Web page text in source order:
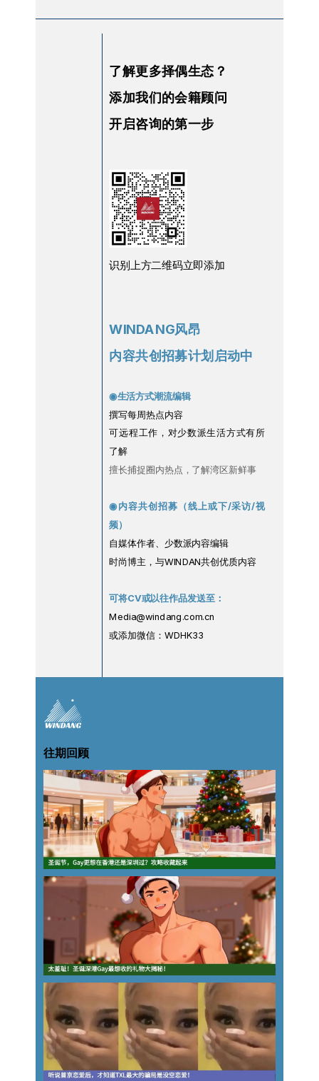
了解更多择偶生态？
添加我们的会籍顾问
开启咨询的第一步
识别上方二维码立即添加
WINDANG风昂
内容共创招募计划启动中
◉生活方式潮流编辑
撰写每周热点内容
可远程工作，对少数派生活方式有所
了解
擅长捕捉圈内热点，了解湾区新鲜事
◉内容共创招募（线上或下/采访/视
频）
自媒体作者、少数派内容编辑
时尚博主，与WINDAN共创优质内容
可将CV或以往作品发送至：
Media@windang.com.cn
或添加微信：WDHK33
往期回顾